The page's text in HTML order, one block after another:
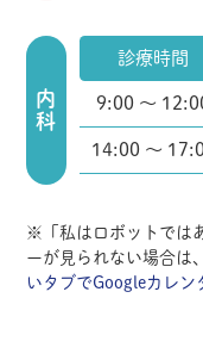
内科
診療時間
9:00 ～
14:00 ～
※「私はロボットでは
ーが見られない場合は、
いタブでGoogleカレン